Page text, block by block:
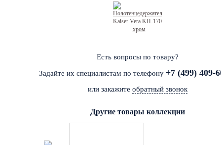
Есть вопросы по товару?
Задайте их специалистам по телефону +7 (499) 409-
или закажите обратный звонок
Другие товары коллекции